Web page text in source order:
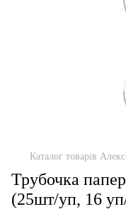
Каталог товарів
Трубочка
(25шт/уп, 16